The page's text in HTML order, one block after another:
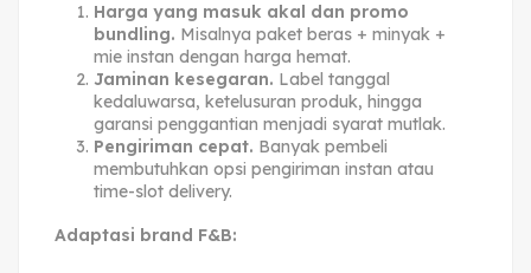
Harga yang masuk akal dan promo
bundling. Misalnya paket beras + minyak +
mie instan dengan harga hemat.
Jaminan kesegaran. Label tanggal
kedaluwarsa, ketelusuran produk, hingga
garansi penggantian menjadi syarat mutlak.
Pengiriman cepat. Banyak pembeli
membutuhkan opsi pengiriman instan atau
time-slot delivery.
Adaptasi brand F&B: